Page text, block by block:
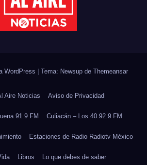
WordPress Tema: Newsup de Themeansar
Aire Noticias Aviso de Privacidad
91.9 FM Culiacán – Los 40 92.9 FM
Estaciones de Radio Radiotv México
Libros Lo que debes de saber